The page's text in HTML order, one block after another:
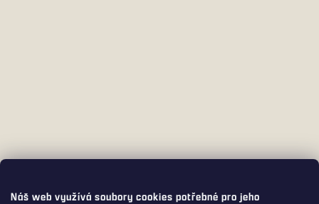
Náš web využívá soubory cookies potřebné pro jeho